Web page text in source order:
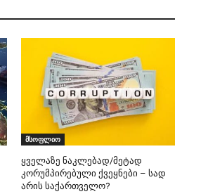
მსოფლიო
ყველაზე ნაკლებად/მეტად
კორუმპირებული ქვეყნები – სად
არის საქართველო?